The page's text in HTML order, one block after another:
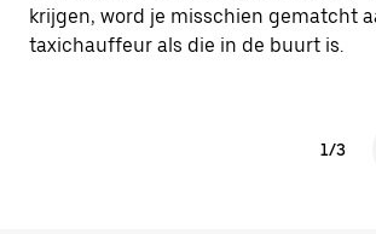
krijgen, word je misschien gematcht
taxichauffeur als die in de buurt is.
1/3